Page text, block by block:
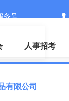
务号
人事招考
有限公司